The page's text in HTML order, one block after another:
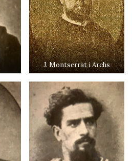
J. Montserrat i Archs